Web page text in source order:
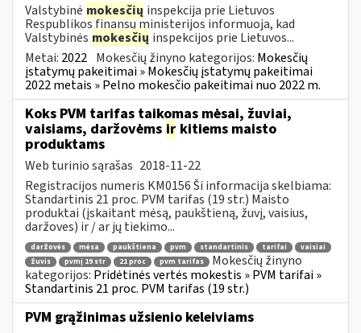
Valstybinė mokesčių inspekcija prie Lietuvos
Respublikos finansų ministerijos informuoja, kad
Valstybinės mokesčių inspekcijos prie Lietuvos...
Metai: 2022 Mokesčių žinyno kategorijos: Mokesčių
įstatymų pakeitimai » Mokesčių įstatymų pakeitimai
2022 metais » Pelno mokesčio pakeitimai nuo 2022 m.
Koks PVM tarifas taikomas mėsai, žuviai,
vaisiams, daržovėms ir kitiems maisto
produktams
Web turinio sąrašas 2018-11-22
Registracijos numeris KM0156 Ši informacija skelbiama:
Standartinis 21 proc. PVM tarifas (19 str.) Maisto
produktai (įskaitant mėsą, paukštieną, žuvį, vaisius,
daržoves) ir / ar jų tiekimo...
daržovės mėsa paukštiena pvm standartinis tarifai
vaisiai
žuvis
pvmį 19 str 21 proc pvm tarifas
Mokesčių žinyno
kategorijos: Pridėtinės vertės mokestis » PVM tarifai »
Standartinis 21 proc. PVM tarifas (19 str.)
PVM grąžinimas užsienio keleiviams